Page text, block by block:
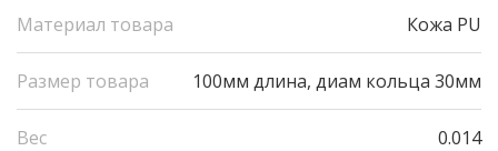
Материал товара Кожа PU
Размер товара 100мм длина, диам кольца 30мм
Вес 0.014